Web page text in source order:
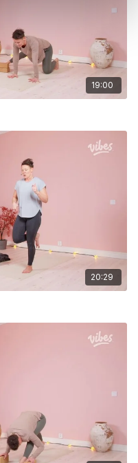
19:00
20:29